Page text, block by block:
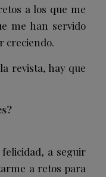
a los que me
me han servido
creciendo.
revista, hay que
diriges?
a seguir
a retos para